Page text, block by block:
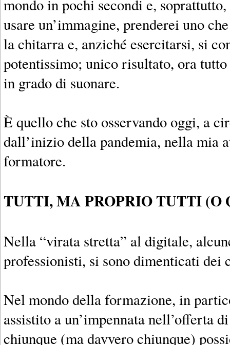
mondo in pochi secondi e,
usare un’immagine, prenderei uno
la chitarra e, anziché esercitarsi, si
potentissimo; unico risultato, ora
in grado di suonare.
È quello che sto osservando oggi, a
dall’inizio della pandemia, nella mia
formatore.
TUTTI, MA PROPRIO TUTTI (O
Nella “virata stretta” al digitale,
professionisti, si sono dimenticati dei
Nel mondo della formazione, in
assistito a un’impennata nell’offerta
chiunque (ma davvero chiunque)